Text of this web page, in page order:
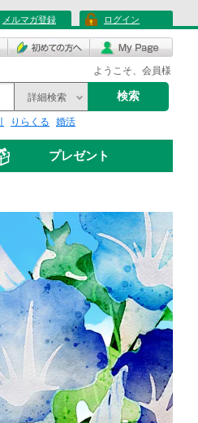
メルマガ登録 ログイン
ようこそ、会員様
詳細検索 検索
りらくる 婚活
プレゼント